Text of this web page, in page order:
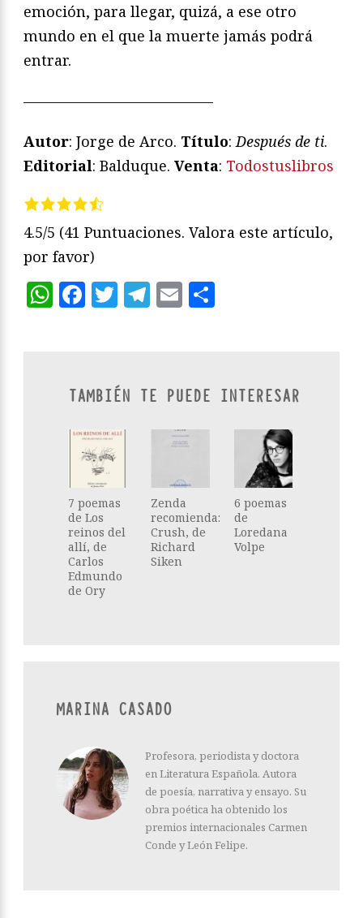
emoción, para llegar, quizá, a ese otro
mundo en el que la muerte jamás podrá
entrar.
—————————————
Autor: Jorge de Arco. Título: Después de ti.
Editorial: Balduque. Venta: Todostuslibros
4.5/5 (41 Puntuaciones. Valora este artículo,
por favor)
WhatsApp
Facebook
Twitter
Telegram
Email
TAMBIÉN TE PUEDE INTERESAR
7 poemas
de Los
reinos del
allí, de
Carlos
Edmundo
de Ory
Zenda
recomienda:
Crush, de
Richard
Siken
6 poemas
de
Loredana
Volpe
MARINA CASADO
Profesora, periodista y doctora
en Literatura Española. Autora
de poesía, narrativa y ensayo. Su
obra poética ha obtenido los
premios internacionales Carmen
Conde y León Felipe.